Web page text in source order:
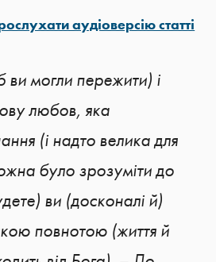
аудіоверсію статті
могли пережити) і
любов, яка
(і надто велика для
було зрозуміти до
ви (досконалі й)
повнотою (життя й